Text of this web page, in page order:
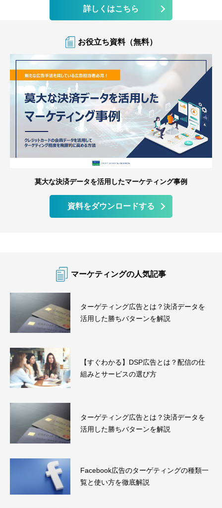
詳しくはこちら
お役立ち資料（無料）
莫大な決済データを活用したマーケティング事例
資料をダウンロードする
マーケティングの人気記事
ターゲティング広告とは？決済データを
活用した勝ちバターンを解説
【すぐわかる】DSP広告とは？配信の仕
組みとサービスの選び方
ターゲティング広告とは？決済データを
活用した勝ちバターンを解説
Facebook広告のターゲティングの種類一
覧と使い方を徹底解説